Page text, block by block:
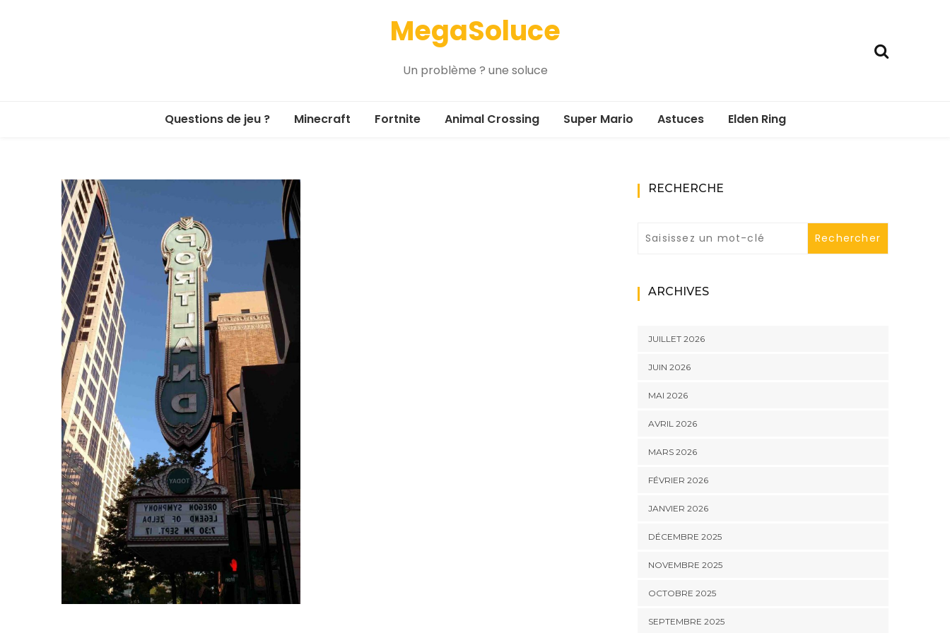
MegaSoluce
Un problème ? une soluce
Questions de jeu ? Minecraft Fortnite Animal Crossing Super Mario Astuces Elden Ring
RECHERCHE
ARCHIVES
JUILLET 2026
JUIN 2026
MAI 2026
AVRIL 2026
MARS 2026
FÉVRIER 2026
JANVIER 2026
DÉCEMBRE 2025
NOVEMBRE 2025
OCTOBRE 2025
SEPTEMBRE 2025